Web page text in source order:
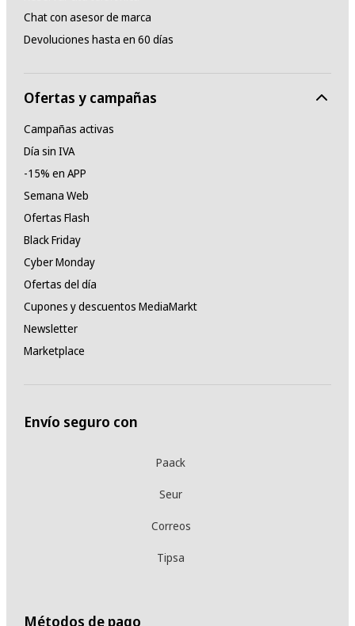
Chat con asesor de marca
Devoluciones hasta en 60 días
Ofertas y campañas
Campañas activas
Día sin IVA
-15% en APP
Semana Web
Ofertas Flash
Black Friday
Cyber Monday
Ofertas del día
Cupones y descuentos MediaMarkt
Newsletter
Marketplace
Envío seguro con
Paack
Seur
Correos
Tipsa
Métodos de pago